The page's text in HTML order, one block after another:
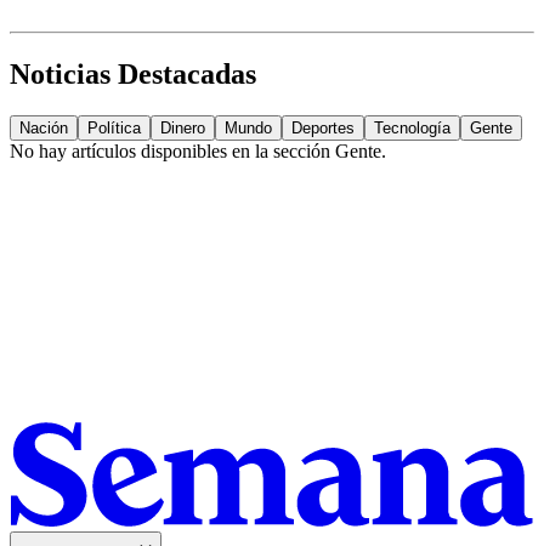
Noticias Destacadas
Nación Política Dinero Mundo Deportes Tecnología Gente
No hay artículos disponibles en la sección Gente.